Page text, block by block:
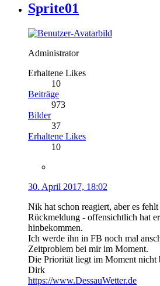
Sprite01
Administrator
Erhaltene Likes
10
Beiträge
973
Bilder
37
Erhaltene Likes
10
30. April 2017, 18:02
Nik hat schon reagiert, aber es
Rückmeldung - offensichtlich hat
hinbekommen.
Ich werde ihn in FB noch mal
Zeitproblem bei mir im Moment.
Die Priorität liegt im Moment nicht
Dirk
https://www.DessauWetter.de